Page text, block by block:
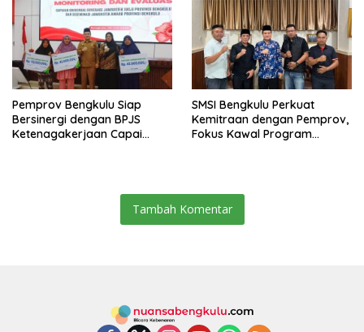
Masih Jadi Sorotan
Pemprov Bengkulu Siap
Bersinergi dengan BPJS
Ketenagakerjaan Capai
SMSI Bengkulu Perkuat
Kemitraan dengan Pemprov,
Fokus Kawal Program
Tambah Komentar